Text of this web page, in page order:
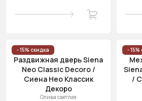
- 15% скидка
Раздвижная дверь Siena
Neo Classic Decoro /
Сиена Нео Классик
Декоро
Олива светлая
- 15%
/